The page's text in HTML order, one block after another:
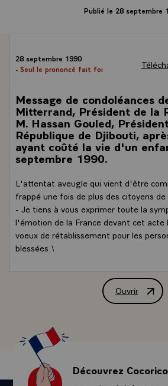
Publié le 28 septembre
28 septembre 1990
- Seul le prononcé fait foi
Message de condoléances
Mitterrand, Président de la
M. Hassan Gouled,
République de Djibouti,
ayant coûté la vie d'un
septembre 1990.
L'attentat aveugle qui vient d'être
frappé une fois de plus des citoyens de
- Je tiens à vous exprimer toute la
l'émotion de la France devant cet acte
voeux de rétablissement pour les
blessées.\
Ouvrir
Message de
Découvrez Cocorico